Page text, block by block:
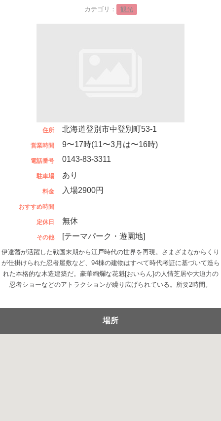
カテゴリ： 観光
住所 北海道登別市中登別町53-1
営業時間 9〜17時(11〜3月は〜16時)
電話番号 0143-83-3311
駐車場 あり
料金 入場2900円
おすすめ時間
定休日 無休
その他 [テーマパーク・遊園地]
伊達藩が活躍した戦国末期から江戸時代の世界を再現。さまざまなからくり
が仕掛けられた忍者屋敷など、94棟の建物はすべて時代考証に基づいて造ら
れた本格的な木造建築だ。豪華絢爛な花魁[おいらん]の人情芝居や大迫力の
忍者ショーなどのアトラクションが繰り広げられている。所要2時間。
場所